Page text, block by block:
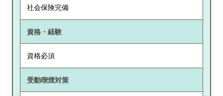
社会保険完備
資格・経験
資格必須
受動喫煙対策